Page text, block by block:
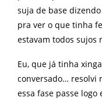
suja de base
pra ver o que tinha
estavam todos sujos
Eu, que já tinha
conversado… resolvi
essa fase passe